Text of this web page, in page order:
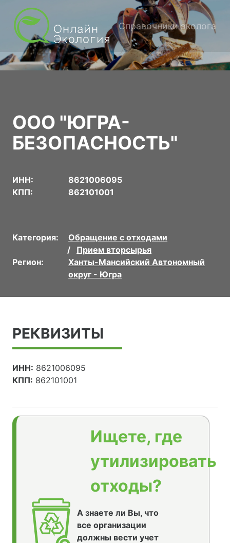
Справочники эколога
ООО "ЮГРА-
БЕЗОПАСНОСТЬ"
ИНН:
8621006095
КПП:
862101001
Категория:
Обращение с отходами
Прием вторсырья
Регион:
Ханты-Мансийский Автономный
округ - Югра
РЕКВИЗИТЫ
ИНН: 8621006095
КПП: 862101001
Ищете, где
утилизировать
отходы?
А знаете ли Вы, что
все организации
должны вести учет